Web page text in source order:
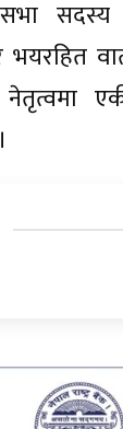
सदस्य
भयरहित